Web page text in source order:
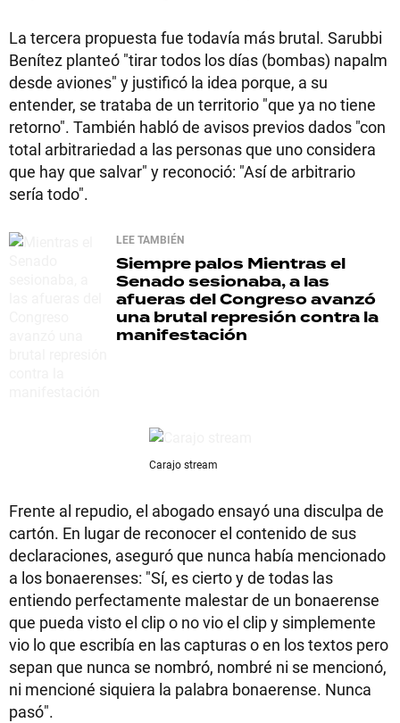
La tercera propuesta fue todavía más brutal. Sarubbi
Benítez planteó "tirar todos los días (bombas) napalm
desde aviones" y justificó la idea porque, a su
entender, se trataba de un territorio "que ya no tiene
retorno". También habló de avisos previos dados "con
total arbitrariedad a las personas que uno considera
que hay que salvar" y reconoció: "Así de arbitrario
sería todo".
LEE TAMBIÉN
Siempre palos Mientras el
Senado sesionaba, a las
afueras del Congreso avanzó
una brutal represión contra la
manifestación
Carajo stream
Frente al repudio, el abogado ensayó una disculpa de
cartón. En lugar de reconocer el contenido de sus
declaraciones, aseguró que nunca había mencionado
a los bonaerenses: "Sí, es cierto y de todas las
entiendo perfectamente malestar de un bonaerense
que pueda visto el clip o no vio el clip y simplemente
vio lo que escribía en las capturas o en los textos pero
sepan que nunca se nombró, nombré ni se mencionó,
ni mencioné siquiera la palabra bonaerense. Nunca
pasó".